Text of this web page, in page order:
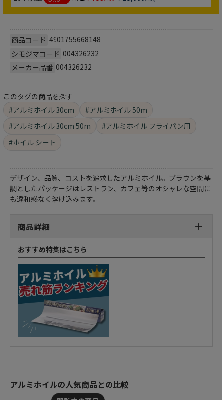
商品コード 4901755668148
シモジマコード 004326232
メーカー品番 004326232
このタグの商品を探す
#アルミホイル 30cm
#アルミホイル 50m
#アルミホイル 30cm 50m
#アルミホイル フライパン用
#ホイル シート
デザイン、品質、コストを追求したアルミホイル。ブラウンを基
調としたパッケージはレストラン、カフェ等のオシャレな空間に
も違和感なく溶け込みます。
商品詳細
おすすめ特集はこちら
アルミホイルの人気商品との比較